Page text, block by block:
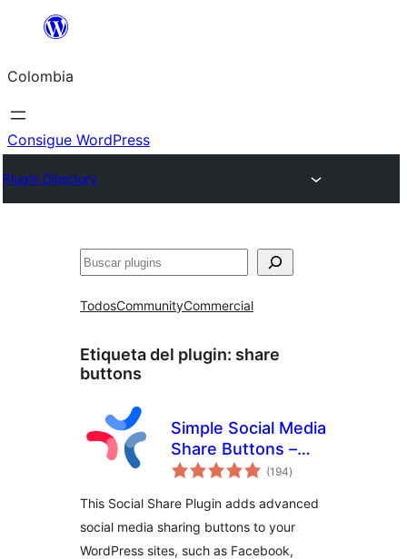
Saltar
contenido
Colombia
Consigue WordPress
Plugin Directory
Buscar
TodosCommunityCommercial
Etiqueta del plugin: share
buttons
Simple Social Media
Share Buttons –
Social Sharing for
(194total
de
)
This Social Share Plugin adds advanced
social media sharing buttons to your
WordPress sites, such as Facebook,